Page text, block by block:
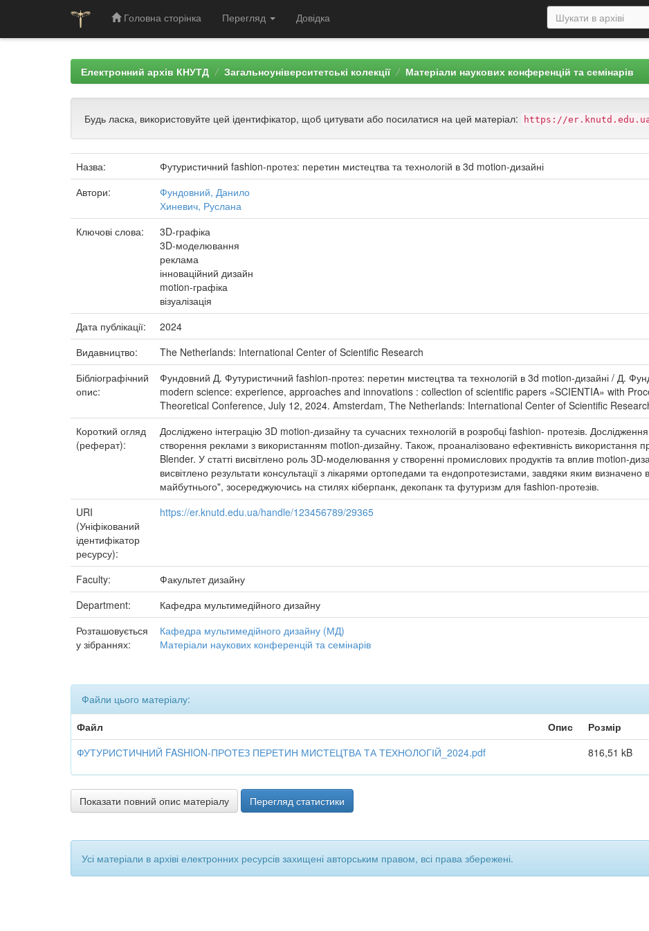
Головна сторінка Перегляд Довідка
Електронний архів КНУТД Загальноуніверситетські колекції Матеріали наукових конференцій та семінарів
Будь ласка, використовуйте цей ідентифікатор, щоб цитувати або посилатися на цей матеріал: https://
Назва:
Футуристичний fashion-протез: перетин мистецтва та технологій в 3d motion-дизайні
Автори:
Фундовний, Данило
Хиневич, Руслана
Ключові слова:
3D-графіка
3D-моделювання
реклама
інноваційний дизайн
motion-графіка
візуалізація
Дата публікації:
2024
Видавництво:
The Netherlands: International Center of Scientific Research
Бібліографічний
опис:
Фундовний Д. Футуристичний fashion-протез: перетин мистецтва та технологій в 3d motion-дизайні / Д.
modern science: experience, approaches and innovations : collection of scientific papers «SCIENTIA» with
Theoretical Conference, July 12, 2024. Amsterdam, The Netherlands: International Center of Scientific
Короткий огляд
(реферат):
Досліджено інтеграцію 3D motion-дизайну та сучасних технологій в розробці fashion- протезів.
створення реклами з використанням motion-дизайну. Також, проаналізовано ефективність використання
Blender. У статті висвітлено роль 3D-моделювання у створенні промислових продуктів та вплив motion-
висвітлено результати консультації з лікарями ортопедами та ендопротезистами, завдяки яким визначено
майбутнього", зосереджуючись на стилях кіберпанк, декопанк та футуризм для fashion-протезів.
URI
(Уніфікований
ідентифікатор
ресурсу):
https://er.knutd.edu.ua/handle/123456789/29365
Faculty:
Факультет дизайну
Department:
Кафедра мультимедійного дизайну
Розташовується
у зібраннях:
Кафедра мультимедійного дизайну (МД)
Матеріали наукових конференцій та семінарів
Файли цього матеріалу:
Файл
Опис Розмір
ФУТУРИСТИЧНИЙ FASHION-ПРОТЕЗ ПЕРЕТИН МИСТЕЦТВА ТА ТЕХНОЛОГІЙ_2024.pdf
816,51 kB
Показати повний опис матеріалу Перегляд статистики
Усі матеріали в архіві електронних ресурсів захищені авторським правом, всі права збережені.